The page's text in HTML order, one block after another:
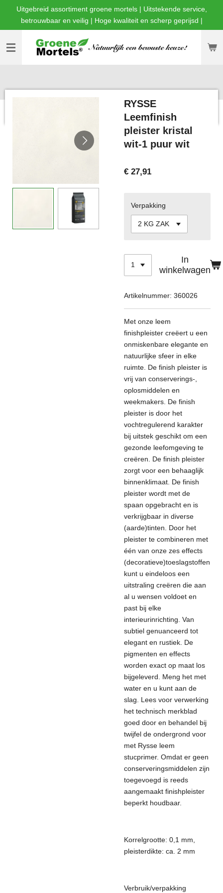
direct
de
hoofdinhoud
Uitgebreid assortiment groene mortels | Uitstekende service,
betrouwbaar en veilig | Hoge kwaliteit en scherp geprijsd |
RYSSE
Leemfinish
pleister kristal
wit-1 puur wit
€ 27,91
Verpakking
In
winkelwagen
Artikelnummer: 360026
Met onze leem
finishpleister creëert u een
onmiskenbare elegante en
natuurlijke sfeer in elke
ruimte. De finish pleister is
vrij van conserverings-,
oplosmiddelen en
weekmakers. De finish
pleister is door het
vochtregulerend karakter
bij uitstek geschikt om een
gezonde leefomgeving te
creëren. De finish pleister
zorgt voor een behaaglijk
binnenklimaat. De finish
pleister wordt met de
spaan opgebracht en is
verkrijgbaar in diverse
(aarde)tinten. Door het
pleister te combineren met
één van onze zes effects
(decoratieve)toeslagstoffen
kunt u eindeloos een
uitstraling creëren die aan
al u wensen voldoet en
past bij elke
interieurinrichting. Van
subtiel genuanceerd tot
elegant en rustiek. De
pigmenten en effects
worden exact op maat los
bijgeleverd. Meng het met
water en u kunt aan de
slag. Lees voor verwerking
het technisch merkblad
goed door en behandel bij
twijfel de ondergrond voor
met Rysse leem
stucprimer. Omdat er geen
conserveringsmiddelen zijn
toegevoegd is reeds
aangemaakt finishpleister
beperkt houdbaar.
Korrelgrootte: 0,1 mm,
pleisterdikte: ca. 2 mm
Verbruik/verpakking